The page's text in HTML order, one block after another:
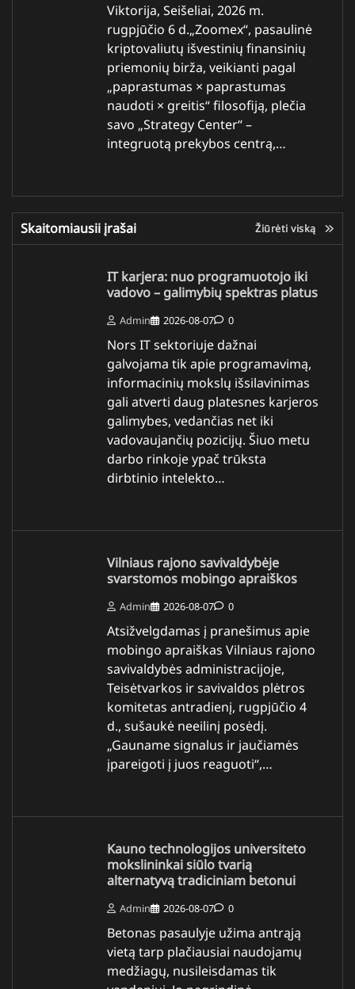
Viktorija, Seišeliai, 2026 m.
rugpjūčio 6 d.„Zoomex“, pasaulinė
kriptovaliutų išvestinių finansinių
priemonių birža, veikianti pagal
„paprastumas × paprastumas
naudoti × greitis“ filosofiją, plečia
savo „Strategy Center“ –
integruotą prekybos centrą,…
Skaitomiausii įrašai Žiūrėti viską
IT karjera: nuo programuotojo iki
vadovo – galimybių spektras platus
Admin 2026-08-07 0
Nors IT sektoriuje dažnai
galvojama tik apie programavimą,
informacinių mokslų išsilavinimas
gali atverti daug platesnes karjeros
galimybes, vedančias net iki
vadovaujančių pozicijų. Šiuo metu
darbo rinkoje ypač trūksta
dirbtinio intelekto…
Vilniaus rajono savivaldybėje
svarstomos mobingo apraiškos
Admin 2026-08-07 0
Atsižvelgdamas į pranešimus apie
mobingo apraiškas Vilniaus rajono
savivaldybės administracijoje,
Teisėtvarkos ir savivaldos plėtros
komitetas antradienį, rugpjūčio 4
d., sušaukė neeilinį posėdį.
„Gauname signalus ir jaučiamės
įpareigoti į juos reaguoti“,…
Kauno technologijos universiteto
mokslininkai siūlo tvarią
alternatyvą tradiciniam betonui
Admin 2026-08-07 0
Betonas pasaulyje užima antrąją
vietą tarp plačiausiai naudojamų
medžiagų, nusileisdamas tik